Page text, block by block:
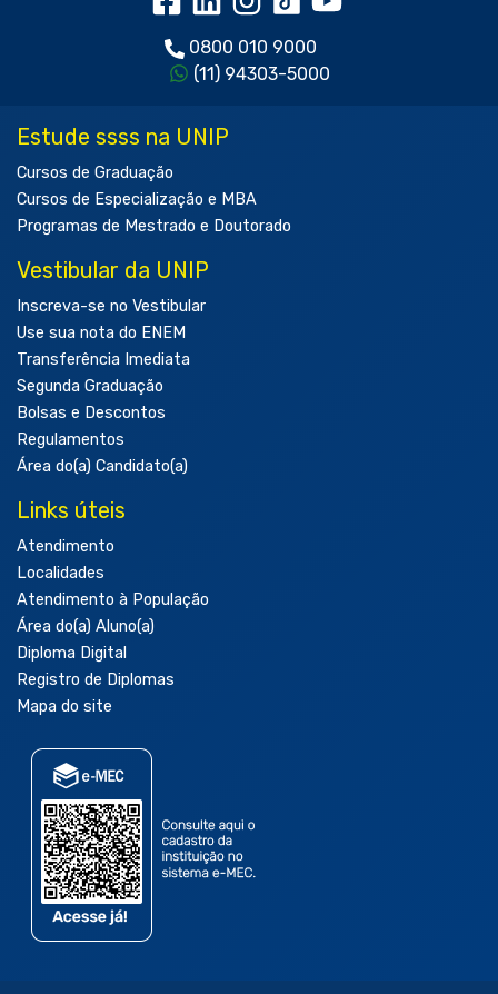
0800 010 9000
(11) 94303-5000
Estude ssss na UNIP
Cursos de Graduação
Cursos de Especialização e MBA
Programas de Mestrado e Doutorado
Vestibular da UNIP
Inscreva-se no Vestibular
Use sua nota do ENEM
Transferência Imediata
Segunda Graduação
Bolsas e Descontos
Regulamentos
Área do(a) Candidato(a)
Links úteis
Atendimento
Localidades
Atendimento à População
Área do(a) Aluno(a)
Diploma Digital
Registro de Diplomas
Mapa do site